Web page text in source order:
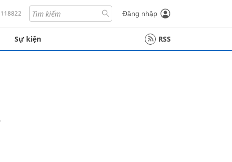
Đăng nhập
Sự kiện RSS